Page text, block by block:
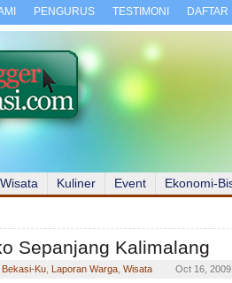
PENGURUS TESTIMONI DAFTAR
Wisata Kuliner Event Ekonomi-
Sepanjang Kalimalang
Bekasi-Ku Laporan Warga Wisata Oct 16, 2009